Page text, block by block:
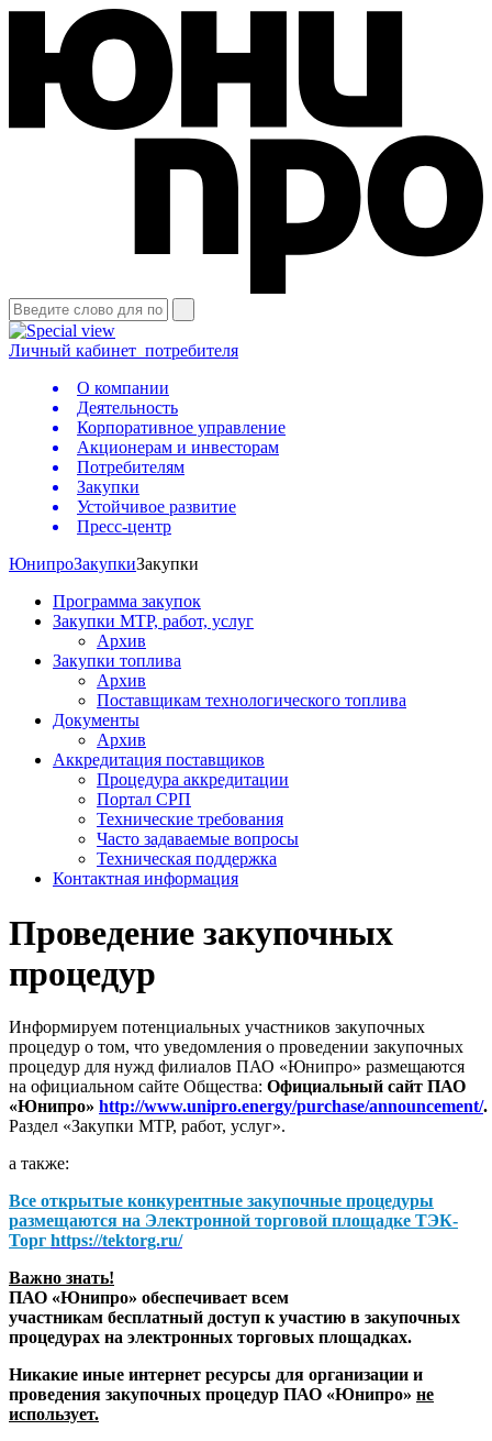
Личный кабинет потребителя
О компании
Деятельность
Корпоративное управление
Акционерам и инвесторам
Потребителям
Закупки
Устойчивое развитие
Пресс-центр
ЮнипроЗакупкиЗакупки
Программа закупок
Закупки МТР, работ, услуг
Архив
Закупки топлива
Архив
Поставщикам технологического топлива
Документы
Архив
Аккредитация поставщиков
Процедура аккредитации
Портал СРП
Технические требования
Часто задаваемые вопросы
Техническая поддержка
Контактная информация
Проведение закупочных
процедур
Информируем потенциальных участников закупочных
процедур о том, что уведомления о проведении закупочных
процедур для нужд филиалов ПАО «Юнипро» размещаются
на официальном сайте Общества: Официальный сайт ПАО
«Юнипро» http://www.unipro.energy/purchase/announcement/.
Раздел «Закупки МТР, работ, услуг».
а также:
Все открытые конкурентные закупочные процедуры
размещаются на Электронной торговой площадке ТЭК-
Торг https://tektorg.ru/
Важно знать!
ПАО «Юнипро» обеспечивает всем
участникам бесплатный доступ к участию в закупочных
процедурах на электронных торговых площадках.
Никакие иные интернет ресурсы для организации и
проведения закупочных процедур ПАО «Юнипро» не
использует.